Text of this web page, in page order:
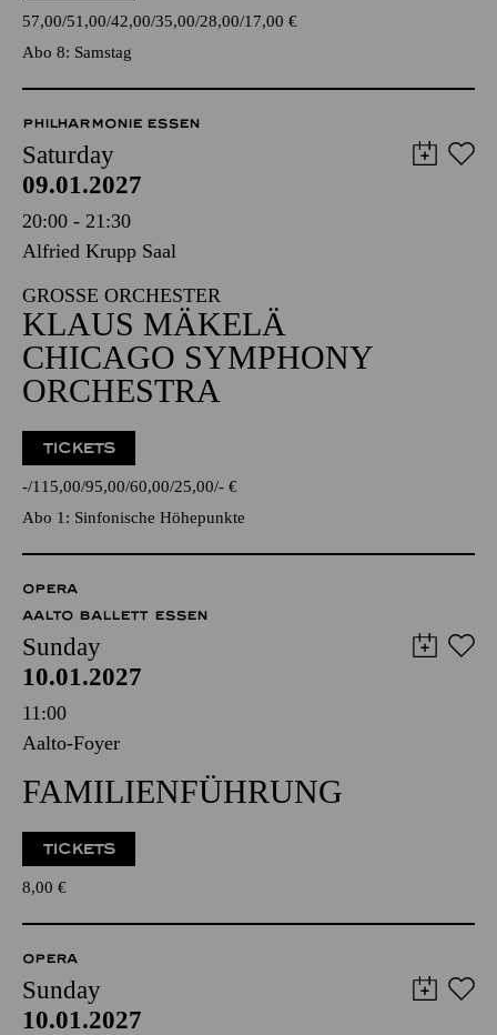
57,00 51,00 42,00 35,00 28,00 17,00 €
Abo 8: Samstag
PHILHARMONIE ESSEN
Saturday
09.01.2027
20:00 - 21:30
Alfried Krupp Saal
GROSSE ORCHESTER
KLAUS MÄKELÄ
CHICAGO SYMPHONY
ORCHESTRA
TICKETS
- 115,00 95,00 60,00 25,00 - €
Abo 1: Sinfonische Höhepunkte
OPERA
AALTO BALLETT ESSEN
Sunday
10.01.2027
11:00
Aalto-Foyer
FAMILIENFÜHRUNG
TICKETS
8,00 €
OPERA
Sunday
10.01.2027